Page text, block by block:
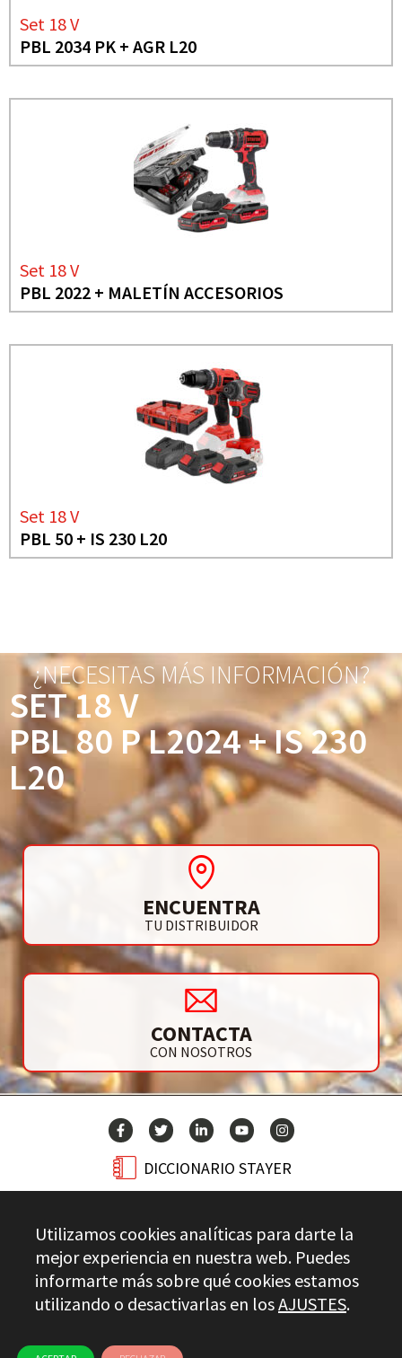
Set 18 V
PBL 2034 PK + AGR L20
Set 18 V
PBL 2022 + MALETÍN ACCESORIOS
Set 18 V
PBL 50 + IS 230 L20
¿NECESITAS MÁS INFORMACIÓN?
SET 18 V
PBL 80 P L2024 + IS 230
L20
ENCUENTRA
TU DISTRIBUIDOR
CONTACTA
CON NOSOTROS
DICCIONARIO STAYER
CONTACTO
Stayer.es © 2026
Utilizamos cookies analíticas para darte la
mejor experiencia en nuestra web. Puedes
informarte más sobre qué cookies estamos
utilizando o desactivarlas en losAJUSTES.